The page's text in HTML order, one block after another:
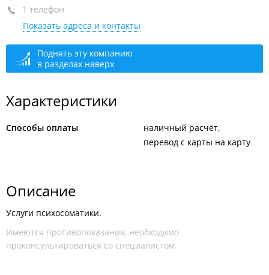
2-й этаж, за "Оперативной полиграфией"
+7 908 991-94-30
По предварительной записи
1 телефон
Показать адреса и контакты
Поднять эту компанию
в разделах наверх
Характеристики
Способы оплаты
наличный расчёт
перевод с карты на карту
Описание
Услуги психосоматики.
Имеются противопоказания, необходимо
проконсультироваться со специалистом.